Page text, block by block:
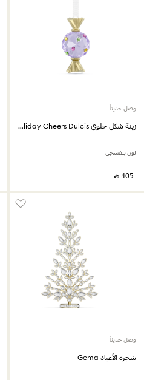
وصل حديثاً
زينة شكل حلوى Holiday Cheers Dulcis
لون بنفسجي
‎ ⃁ ⁦405⁩ ‎
وصل حديثاً
شجرة الأعياد Gema